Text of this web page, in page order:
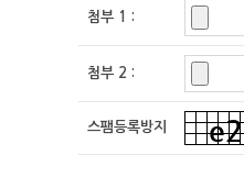
첨부 1 :
첨부 2 :
스팸등록방지